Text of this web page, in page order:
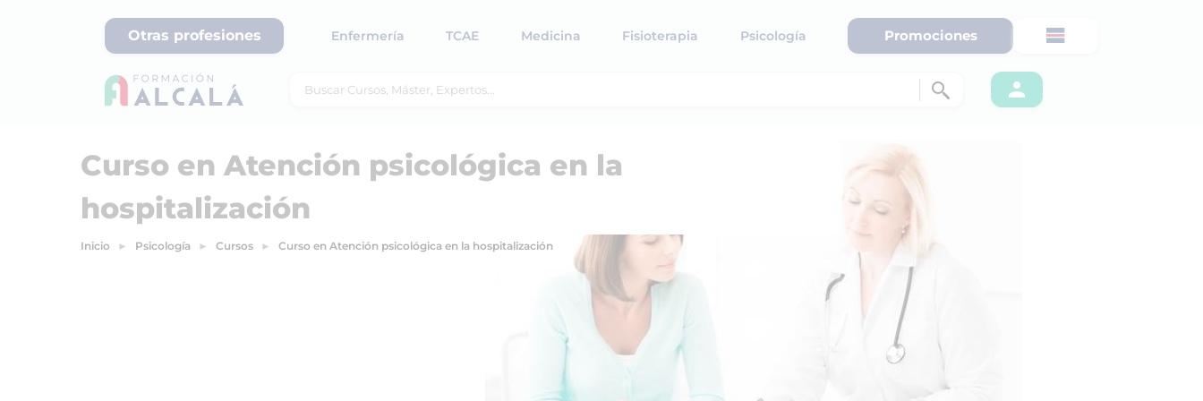
Otras profesiones Enfermería TCAE Medicina Fisioterapia Psicología Promociones
Curso en Atención psicológica en la
hospitalización
Inicio Psicología Cursos Curso en Atención psicológica en la hospitalización